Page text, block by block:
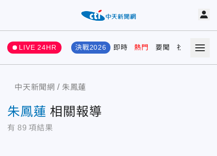
LIVE 24HR 決戰2026 即時 熱門 要聞 社會 娛樂
中天新聞網 朱鳳蓮
朱鳳蓮 相關報導
有 89 項結果